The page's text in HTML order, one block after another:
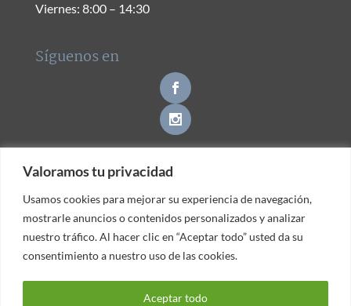
Valoramos tu privacidad
Usamos cookies para mejorar su experiencia de navegación,
mostrarle anuncios o contenidos personalizados y analizar
nuestro tráfico. Al hacer clic en “Aceptar todo” usted da su
consentimiento a nuestro uso de las cookies.
Aceptar todo
Valoramos tu privacidad
Usamos cookies para mejorar su experiencia de navegación,
mostrarle anuncios o contenidos personalizados y analizar
nuestro tráfico. Al hacer clic en “Aceptar todo” usted da su
consentimiento a nuestro uso de las cookies.
Aceptar todo
Viernes: 8:00 – 14:30
Síguenos en
Contacto
© Clínica Dental Gava -Política de Privacidad|Aviso
|Política de Cookies